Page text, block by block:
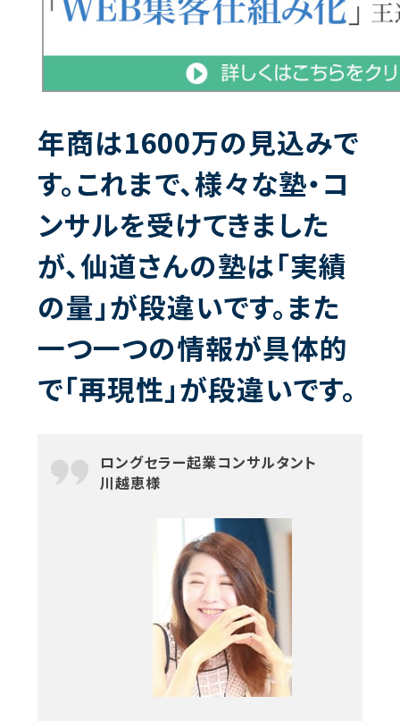
年商は1600万の見込みで
す。これまで、様々な塾・コ
ンサルを受けてきました
が、仙道さんの塾は「実績
の量」が段違いです。また
一つ一つの情報が具体的
で「再現性」が段違いです。
ロングセラー起業コンサルタント
川越恵様